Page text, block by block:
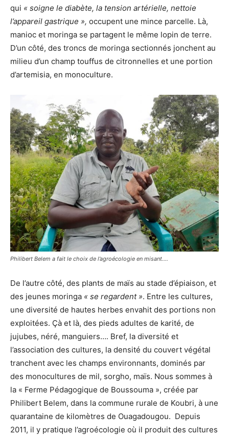
qui « soigne le diabète, la tension artérielle, nettoie
l’appareil gastrique », occupent une mince parcelle. Là,
manioc et moringa se partagent le même lopin de terre.
D’un côté, des troncs de moringa sectionnés jonchent au
milieu d’un champ touffus de citronnelles et une portion
d’artemisia, en monoculture.
Philibert Belem a fait le choix de l’agroécologie en misant….
De l’autre côté, des plants de maïs au stade d’épiaison, et
des jeunes moringa « se regardent ». Entre les cultures,
une diversité de hautes herbes envahit des portions non
exploitées. Çà et là, des pieds adultes de karité, de
jujubes, néré, manguiers…. Bref, la diversité et
l’association des cultures, la densité du couvert végétal
tranchent avec les champs environnants, dominés par
des monocultures de mil, sorgho, maïs. Nous sommes à
la « Ferme Pédagogique de Boussouma », créée par
Philibert Belem, dans la commune rurale de Koubri, à une
quarantaine de kilomètres de Ouagadougou. Depuis
2011, il y pratique l’agroécologie où il produit des cultures